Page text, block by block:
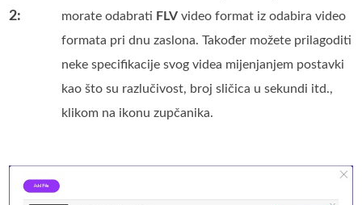
2:
morate odabrati FLV video format iz odabira video
formata pri dnu zaslona. Također možete prilagoditi
neke specifikacije svog videa mijenjanjem postavki
kao što su razlučivost, broj sličica u sekundi itd.,
klikom na ikonu zupčanika.